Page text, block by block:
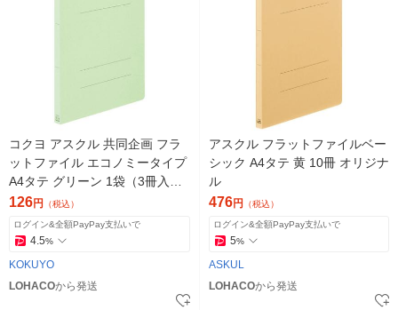
コクヨ アスクル 共同企画 フラ
ットファイル エコノミータイプ
A4タテ グリーン 1袋（3冊入）
オリジナル
126円 （税込）
ログイン&全額PayPay支払いで
4.5%
KOKUYO
LOHACOから発送
アスクル フラットファイルベー
シック A4タテ 黄 10冊 オリジナ
ル
476円 （税込）
ログイン&全額PayPay支払いで
5%
ASKUL
LOHACOから発送